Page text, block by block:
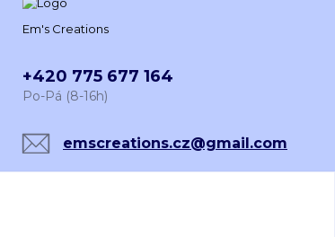
Em's Creations
+420 775 677 164
Po-Pá (8-16h)
emscreations.cz@gmail.com